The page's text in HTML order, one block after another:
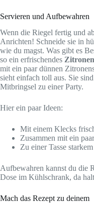
Servieren und Aufbewahren
Wenn die Riegel fertig und
Anrichten! Schneide sie in
wie du magst. Was gibt es
so ein erfrischendes
mit ein paar dünnen
sieht einfach toll aus. Sie
Mitbringsel zu einer Party.
Hier ein paar Ideen:
Mit einem Klecks
Zusammen mit ein
Zu einer Tasse
Aufbewahren kannst du die
Dose im Kühlschrank, da
Mach das Rezept zu deinem